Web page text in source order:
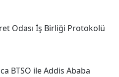
Odası İş Birliği Protokolü
BTSO ile Addis Ababa